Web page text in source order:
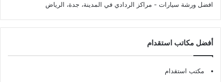
افضل ورشة سيارات - مراكز الردادي في المدينة، جدة، الرياض
أفضل مكاتب استقدام
مكتب استقدام